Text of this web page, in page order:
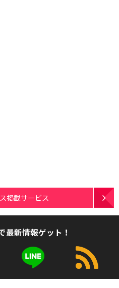
掲載サービス
最新情報ゲット！